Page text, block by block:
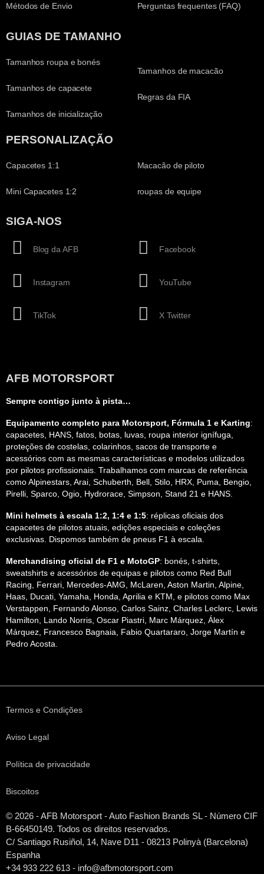
Métodos de Envio Perguntas frequentes (FAQ)
GUIAS DE TAMANHO
Tamanhos roupa e bonés
Tamanhos de capacete
Tamanhos de inicialização
Tamanhos de macacão
Regras da FIA
PERSONALIZAÇÃO
Capacetes 1:1
Mini Capacetes 1:2
Macacão de piloto
roupas de equipe
SIGA-NOS
Blog da AFB
Instagram
TikTok
Facebook
YouTube
X Twitter
AFB MOTORSPORT
Sempre contigo junto à pista…
Equipamento completo para Motorsport, Fórmula 1 e Karting:
capacetes, HANS, fatos, botas, luvas, roupa interior ignífuga,
proteções de costelas, colarinhos, sacos de transporte e
acessórios com as mesmas características e modelos utilizados
por pilotos profissionais. Trabalhamos com marcas de referência
como Alpinestars, Arai, Schuberth, Bell, Stilo, HRX, Puma, Bengio,
Pirelli, Sparco, Ogio, Hydrorace, Simpson, Stand 21 e HANS.
Mini helmets à escala 1:2, 1:4 e 1:5: réplicas oficiais dos
capacetes de pilotos atuais, edições especiais e coleções
exclusivas. Dispomos também de pneus F1 à escala.
Merchandising oficial de F1 e MotoGP: bonés, t-shirts,
sweatshirts e acessórios de equipas e pilotos como Red Bull
Racing, Ferrari, Mercedes-AMG, McLaren, Aston Martin, Alpine,
Haas, Ducati, Yamaha, Honda, Aprilia e KTM, e pilotos como Max
Verstappen, Fernando Alonso, Carlos Sainz, Charles Leclerc, Lewis
Hamilton, Lando Norris, Oscar Piastri, Marc Márquez, Álex
Márquez, Francesco Bagnaia, Fabio Quartararo, Jorge Martín e
Pedro Acosta.
Termos e Condições
Aviso Legal
Política de privacidade
Biscoitos
© 2026 - AFB Motorsport - Auto Fashion Brands SL- Número CIF
B-66450149. Todos os direitos reservados.
C/ Santiago Rusiñol, 14, Nave D11 - 08213 Polinyà (Barcelona)
Espanha
+34 933 222 613 - info@afbmotorsport.com